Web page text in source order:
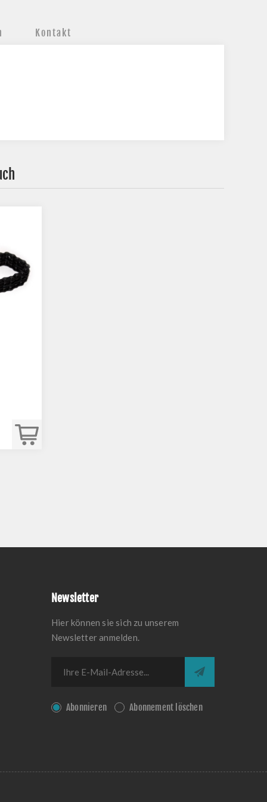
Kontakt
Newsletter
Hier können sie sich zu unserem
Newsletter anmelden.
Abonnieren Abonnement löschen